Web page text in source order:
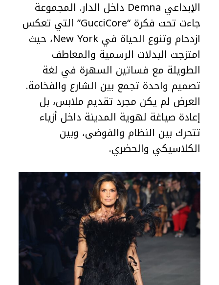
الإبداعي Demna داخل الدار. المجموعة
جاءت تحت فكرة “GucciCore” التي تعكس
ازدحام وتنوع الحياة في New York، حيث
امتزجت البدلات الرسمية والمعاطف
الطويلة مع فساتين السهرة في لغة
تصميم واحدة تجمع بين الشارع والفخامة.
العرض لم يكن مجرد تقديم ملابس، بل
إعادة صياغة لهوية المدينة داخل أزياء
تتحرك بين النظام والفوضى، وبين
الكلاسيكي والحضري.